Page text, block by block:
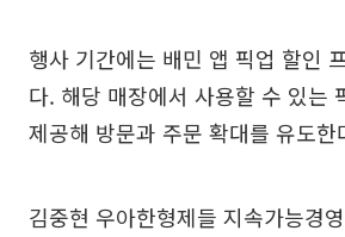
행사 기간에는 배민 앱 픽업 할인
다. 해당 매장에서 사용할 수 있는
제공해 방문과 주문 확대를 유도한
김중현 우아한형제들 지속가능경